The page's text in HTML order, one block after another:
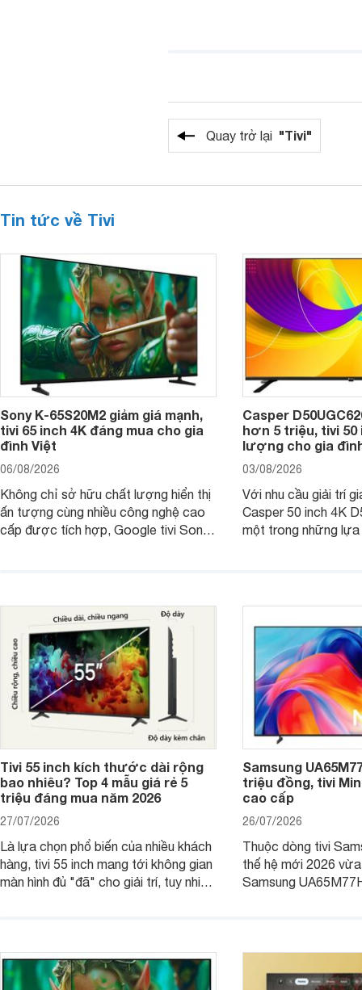
Quay trở lại "Tivi"
Tin tức về Tivi
Sony K-65S20M2 giảm giá mạnh,
tivi 65 inch 4K đáng mua cho gia
đình Việt
06/08/2026
Không chỉ sở hữu chất lượng hiển thị
ấn tượng cùng nhiều công nghệ cao
cấp được tích hợp, Google tivi Sony
Casper
hơn 5 triệu, tivi 50
lượng cho gia
03/08/2026
Với nhu cầu giải trí
Casper 50 inch 4K
một trong những lựa
Tivi 55 inch kích thước dài rộng
bao nhiêu? Top 4 mẫu giá rẻ 5
triệu đáng mua năm 2026
27/07/2026
Là lựa chọn phổ biến của nhiều khách
hàng, tivi 55 inch mang tới không gian
màn hình đủ "đã" cho giải trí, tuy nhiên
dùng cho phòng bao nhiêu m2?
Samsung
triệu đồng, tivi
cao cấp
26/07/2026
Thuộc dòng tivi
thế hệ mới 2026
Samsung